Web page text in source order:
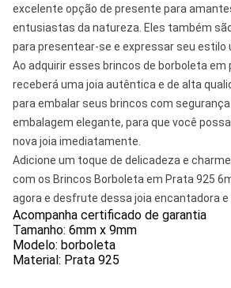
excelente opção de presente para
entusiastas da natureza. Eles também
para presentear-se e expressar seu estilo
Ao adquirir esses brincos de borboleta em
receberá uma joia autêntica e de alta
para embalar seus brincos com
embalagem elegante, para que você
nova joia imediatamente.
Adicione um toque de delicadeza e
com os Brincos Borboleta em Prata 925
agora e desfrute dessa joia encantadora e
Acompanha certificado de garantia
Tamanho: 6mm x 9mm
Modelo: borboleta
Material: Prata 925